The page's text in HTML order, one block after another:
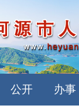
公开 办事